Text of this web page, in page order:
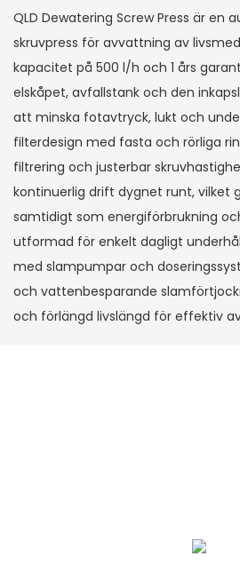
QLD Dewatering Screw Press är en
skruvpress för avvattning av
kapacitet på 500 l/h och 1 års
elskåpet, avfallstank och den
att minska fotavtryck, lukt och
filterdesign med fasta och rörliga
filtrering och justerbar
kontinuerlig drift dygnet runt, vilket
samtidigt som energiförbrukning
utformad för enkelt dagligt
med slampumpar och
och vattenbesparande
och förlängd livslängd för effektiv